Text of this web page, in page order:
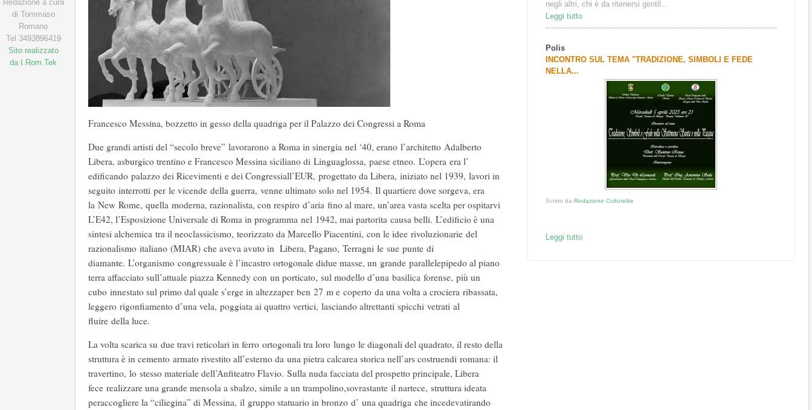
Francesco Messina, bozzetto in gesso della quadriga per il Palazzo dei Congressi a Roma
Due grandi artisti del “secolo breve” lavorarono a Roma in sinergia nel ‘40, erano l’architetto Adalberto
Libera, asburgico trentino e Francesco Messina siciliano di Linguaglossa, paese etneo. L’opera era l’
edificando palazzo dei Ricevimenti e dei Congressiall’EUR, progettato da Libera, iniziato nel 1939, lavori in
seguito interrotti per le vicende della guerra, venne ultimato solo nel 1954. Il quartiere dove sorgeva, era
la New Rome, quella moderna, razionalista, con respiro d’aria fino al mare, un’area vasta scelta per ospitarvi
L’E42, l’Esposizione Universale di Roma in programma nel 1942, mai partorita causa belli. L’edificio è una
sintesi alchemica tra il neoclassicismo, teorizzato da Marcello Piacentini, con le idee rivoluzionarie del
razionalismo italiano (MIAR) che aveva avuto in Libera, Pagano, Terragni le sue punte di
diamante. L’organismo congressuale è l’incastro ortogonale didue masse, un grande parallelepipedo al piano
terra affacciato sull’attuale piazza Kennedy con un porticato, sul modello d’una basilica forense, più un
cubo innestato sul primo dal quale s’erge in altezzaper ben 27 m e coperto da una volta a crociera ribassata,
leggero rigonfiamento d’una vela, poggiata ai quattro vertici, lasciando altrettanti spicchi vetrati al
fluire della luce.
La volta scarica su due travi reticolari in ferro ortogonali tra loro lungo le diagonali del quadrato, il resto della
struttura è in cemento armato rivestito all’esterno da una pietra calcarea storica nell’ars costruendi romana: il
travertino, lo stesso materiale dell’Anfiteatro Flavio. Sulla nuda facciata del prospetto principale, Libera
fece realizzare una grande mensola a sbalzo, simile a un trampolino,sovrastante il nartece, struttura ideata
peraccogliere la “ciliegina” di Messina, il gruppo statuario in bronzo d’ una quadriga che incedevatirando
negli altri, chi è da ritenersi gentil...
Leggi tutto
Polis
INCONTRO SUL TEMA "TRADIZIONE, SIMBOLI E FEDE
NELLA...
Scritto daRedazione Culturelite
Leggi tutto
Redazione a cura
di Tommaso
Romano
Tel 3493896419
Sito realizzato
da I.Rom.Tek